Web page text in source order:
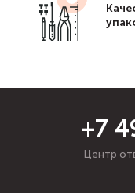
+7
Центр